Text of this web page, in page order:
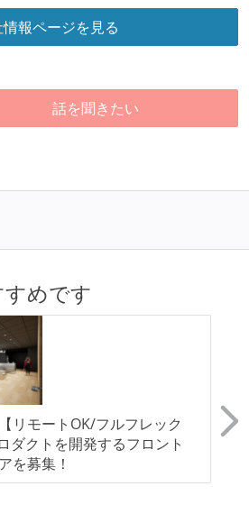
報ページを見る
話を聞きたい
めです
リモートOK/フルフレック
ダクトを開発するフロント
を募集！